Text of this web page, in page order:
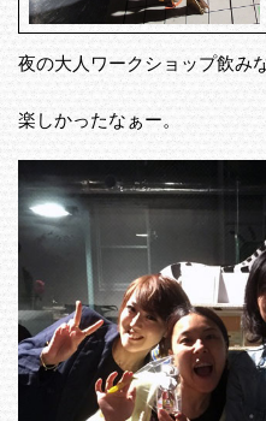
夜の大人ワークショップ飲み
楽しかったなぁー。